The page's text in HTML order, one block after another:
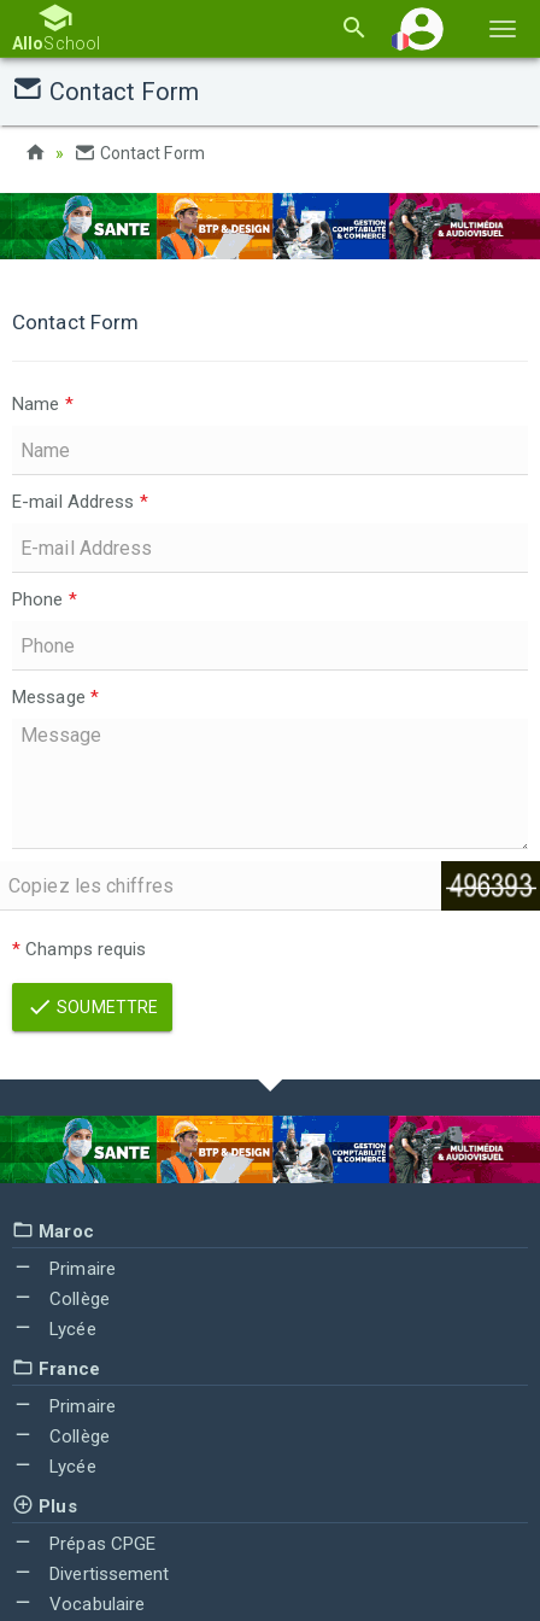
la
AlloSchool
Contact Form
Contact Form
Contact Form
Name *
E-mail Address *
Phone *
Message *
* Champs requis
SOUMETTRE
Maroc
Primaire
Collège
Lycée
France
Primaire
Collège
Lycée
Plus
Prépas CPGE
Divertissement
Vocabulaire